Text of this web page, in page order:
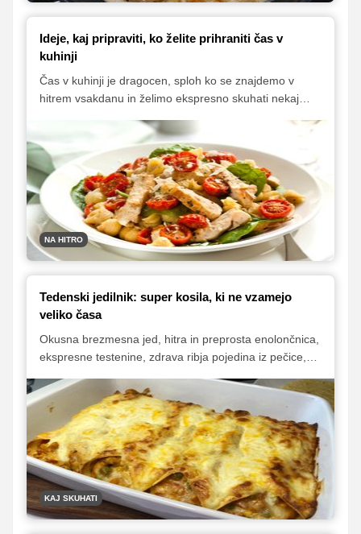
Ideje, kaj pripraviti, ko želite prihraniti čas v
kuhinji
Čas v kuhinji je dragocen, sploh ko se znajdemo v
hitrem vsakdanu in želimo ekspresno skuhati nekaj
pripravo, a nikakor ne razočarajo s svojim okusom. In
kar je še najbolje – pripravljeni so v največ pol ure.
NA HITRO
Tedenski jedilnik: super kosila, ki ne vzamejo
veliko časa
Okusna brezmesna jed, hitra in preprosta enolončnica,
ekspresne testenine, zdrava ribja pojedina iz pečice,
Odlične jedi za vse dni v tednu, katerih priprava vam
ne bo vzela veliko dragocenega časa.
KAJ SKUHATI